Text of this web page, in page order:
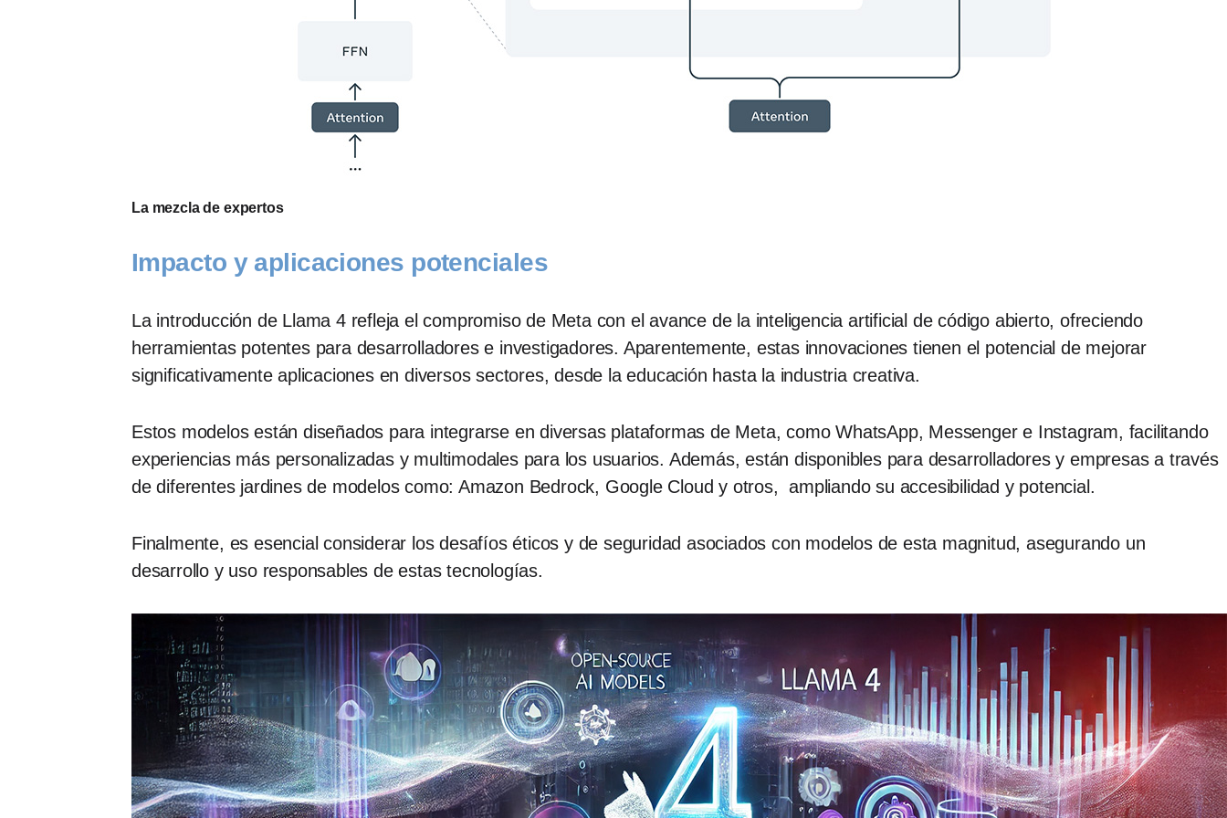
La mezcla de expertos
Impacto y aplicaciones potenciales
La introducción de Llama 4 refleja el compromiso de Meta con el avance de la inteligencia artificial de código abierto, ofreciendo
herramientas potentes para desarrolladores e investigadores. Aparentemente, estas innovaciones tienen el potencial de mejorar
significativamente aplicaciones en diversos sectores, desde la educación hasta la industria creativa.​
Estos modelos están diseñados para integrarse en diversas plataformas de Meta, como WhatsApp, Messenger e Instagram, facilitando
experiencias más personalizadas y multimodales para los usuarios. Además, están disponibles para desarrolladores y empresas a través
de diferentes jardines de modelos como: Amazon Bedrock, Google Cloud y otros, ampliando su accesibilidad y potencial.
Finalmente, es esencial considerar los desafíos éticos y de seguridad asociados con modelos de esta magnitud, asegurando un
desarrollo y uso responsables de estas tecnologías.​